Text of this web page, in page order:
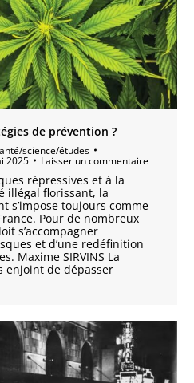
de prévention ?
science/études
2025 Laisser un commentaire
répressives et à la
illégal florissant, la
s’impose toujours comme
Pour de nombreux
s’accompagner
et d’une redéfinition
Maxime SIRVINS La
enjoint de dépasser